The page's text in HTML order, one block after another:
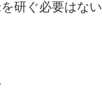
研ぐ必要はない